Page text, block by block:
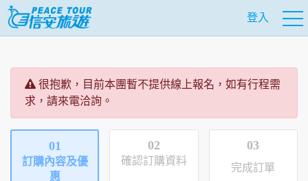
登入
很抱歉，目前本團暫不提供線上報名，如有行程需
求，請來電洽詢。
01
訂購內容及優
惠
02
確認訂購資料
03
完成訂單